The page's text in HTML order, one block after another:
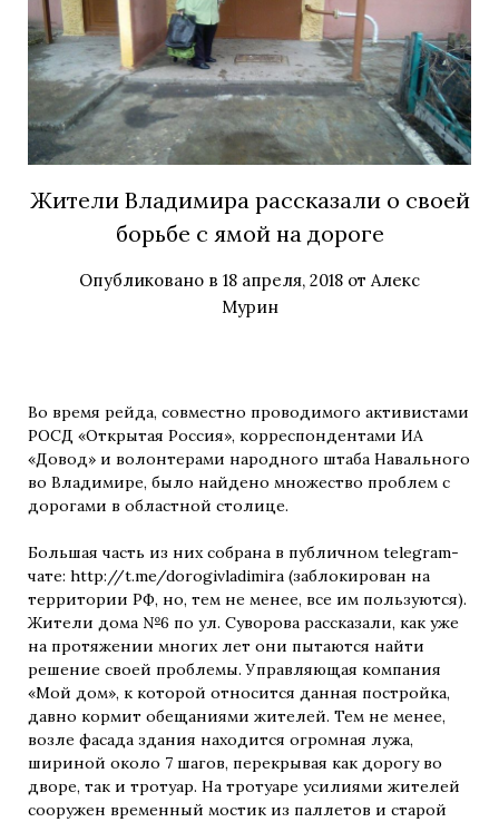
Жители Владимира рассказали о своей
борьбе с ямой на дороге
Опубликовано в 18 апреля, 2018 от Алекс
Мурин
Во время рейда, совместно проводимого активистами
РОСД «Открытая Россия», корреспондентами ИА
«Довод» и волонтерами народного штаба Навального
во Владимире, было найдено множество проблем с
дорогами в областной столице.
Большая часть из них собрана в публичном telegram-
чате: http://t.me/dorogivladimira (заблокирован на
территории РФ, но, тем не менее, все им пользуются).
Жители дома №6 по ул. Суворова рассказали, как уже
на протяжении многих лет они пытаются найти
решение своей проблемы. Управляющая компания
«Мой дом», к которой относится данная постройка,
давно кормит обещаниями жителей. Тем не менее,
возле фасада здания находится огромная лужа,
шириной около 7 шагов, перекрывая как дорогу во
дворе, так и тротуар. На тротуаре усилиями жителей
сооружен временный мостик из паллетов и старой